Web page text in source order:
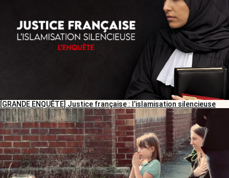
[GRANDE ENQUÊTE] Justice française : l’islamisation silencieuse